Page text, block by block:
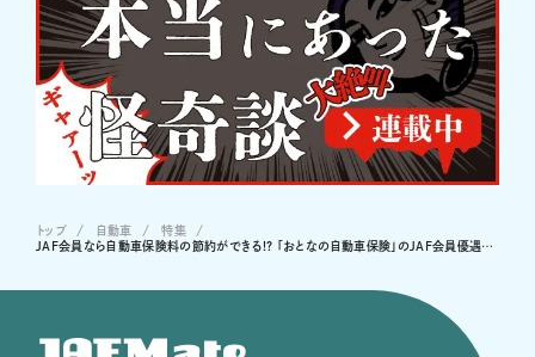
トップ 自動車
特集
JAF会員なら自動車保険料の節約ができる!? 「おとなの自動車保険」のJAF会員優遇サービスでより手厚いサポートも